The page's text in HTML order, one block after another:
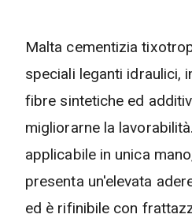
Malta cementizia
speciali leganti idraulici,
fibre sintetiche ed
migliorarne la
applicabile in unica
presenta un'elevata
ed è rifinibile con